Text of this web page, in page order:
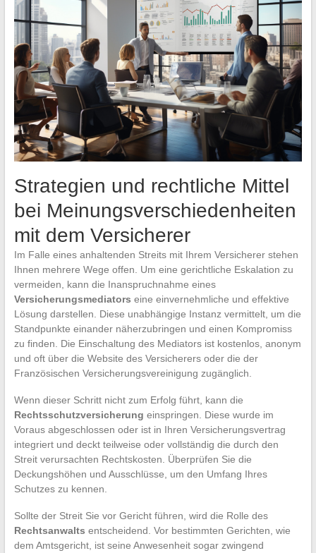
Strategien und rechtliche Mittel
bei Meinungsverschiedenheiten
mit dem Versicherer
Im Falle eines anhaltenden Streits mit Ihrem Versicherer stehen
Ihnen mehrere Wege offen. Um eine gerichtliche Eskalation zu
vermeiden, kann die Inanspruchnahme eines
Versicherungsmediators eine einvernehmliche und effektive
Lösung darstellen. Diese unabhängige Instanz vermittelt, um die
Standpunkte einander näherzubringen und einen Kompromiss
zu finden. Die Einschaltung des Mediators ist kostenlos, anonym
und oft über die Website des Versicherers oder die der
Französischen Versicherungsvereinigung zugänglich.
Wenn dieser Schritt nicht zum Erfolg führt, kann die
Rechtsschutzversicherung einspringen. Diese wurde im
Voraus abgeschlossen oder ist in Ihren Versicherungsvertrag
integriert und deckt teilweise oder vollständig die durch den
Streit verursachten Rechtskosten. Überprüfen Sie die
Deckungshöhen und Ausschlüsse, um den Umfang Ihres
Schutzes zu kennen.
Sollte der Streit Sie vor Gericht führen, wird die Rolle des
Rechtsanwalts entscheidend. Vor bestimmten Gerichten, wie
dem Amtsgericht, ist seine Anwesenheit sogar zwingend